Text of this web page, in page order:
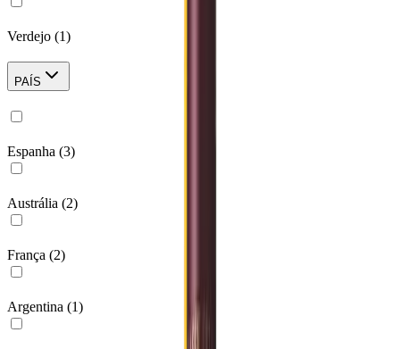
Verdejo (1)
PAÍS
Espanha (3)
Austrália (2)
França (2)
Argentina (1)